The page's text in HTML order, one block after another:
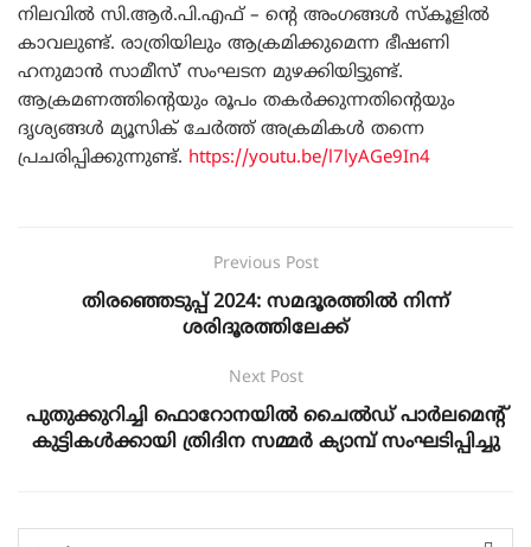
നിലവിൽ സി.ആർ.പി.എഫ് – ന്റെ അംഗങ്ങൾ സ്‌കൂളിൽ
കാവലുണ്ട്. രാത്രിയിലും ആക്രമിക്കുമെന്ന ഭീഷണി
ഹനുമാൻ സാമീസ്’ സംഘടന മുഴക്കിയിട്ടുണ്ട്.
ആക്രമണത്തിൻ്റെയും രൂപം തകർക്കുന്നതിൻ്റെയും
ദൃശ്യങ്ങൾ മ്യൂസിക് ചേർത്ത് അക്രമികൾ തന്നെ
പ്രചരിപ്പിക്കുന്നുണ്ട്. https://youtu.be/l7lyAGe9In4
Previous Post
തിരഞ്ഞെടുപ്പ് 2024: സമദൂരത്തില്‍ നിന്ന്
ശരിദൂരത്തിലേക്ക്
Next Post
പുതുക്കുറിച്ചി ഫൊറോനയിൽ ചൈൽഡ് പാർലമെന്റ്
കുട്ടികൾക്കായി ത്രിദിന സമ്മർ ക്യാമ്പ് സംഘടിപ്പിച്ചു